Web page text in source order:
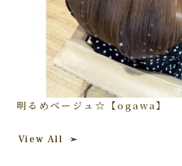
明るめベージュ☆【ogawa】
View All